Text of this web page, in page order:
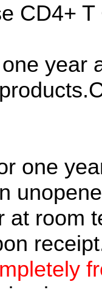
CD4+
year
one
at room